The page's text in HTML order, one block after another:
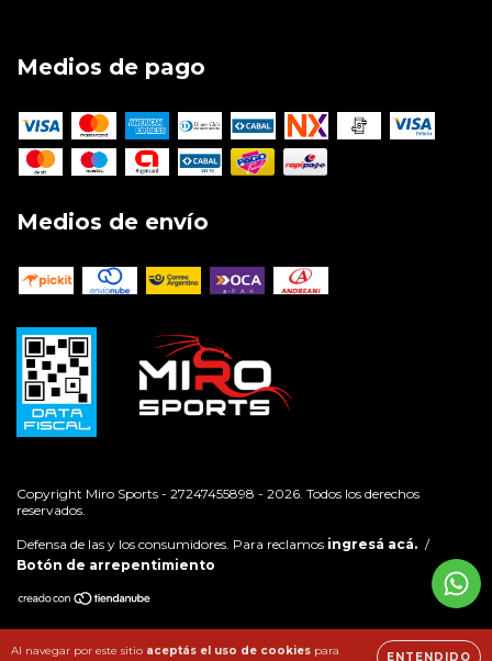
Al navegar por este sitio aceptás el uso de cookies para
ENTENDIDO
Medios de pago
Medios de envío
Copyright Miro Sports - 27247455898 - 2026. Todos los derechos
reservados.
Defensa de las y los consumidores. Para reclamos ingresá acá. /
Botón de arrepentimiento